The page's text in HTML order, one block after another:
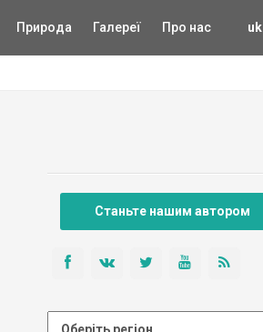
uk
Природа Галереї Про нас
Станьте нашим автором